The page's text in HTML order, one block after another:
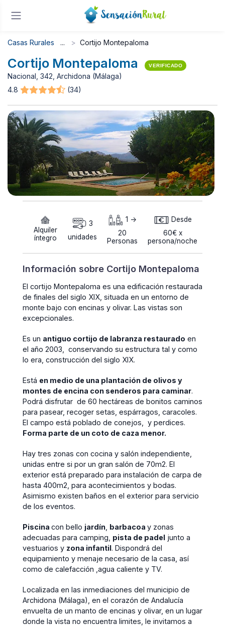
Casas Rurales Cortijo Montepaloma
Cortijo Montepaloma VERIFICADO
Nacional, 342, Archidona (Málaga)
4.8
(34)
Alquiler
íntegro
3
unidades
1 ->
20
Personas
Desde
60€ x
persona/noche
Información sobre Cortijo Montepaloma
El cortijo Montepaloma es una edificación restaurada
de finales del siglo XIX, situada en un entorno de
monte bajo con encinas y olivar. Las vistas son
excepcionales.
Es un antiguo cortijo de labranza restaurado en
el año 2003, conservando su estructura tal y como
lo era, construcción del siglo XIX.
Está en medio de una plantación de olivos y
montes de encina con senderos para caminar.
Podrá disfrutar de 60 hectáreas de bonitos caminos
para pasear, recoger setas, espárragos, caracoles.
El campo está poblado de conejos, y perdices.
Forma parte de un coto de caza menor.
Hay tres zonas con cocina y salón independiente,
unidas entre si por un gran salón de 70m2. El
exterior está preparado para instalación de carpa de
hasta 400m2, para acontecimientos y bodas.
Asimismo existen baños en el exterior para servicio
de los eventos.
Piscina con bello jardín barbacoa y zonas
adecuadas para camping, pista de padel junto a
vestuarios y zona infantil. Dispondrá del
equipamiento y menaje necesario de la casa, así
como de calefacción ,agua caliente y TV.
Localizada en las inmediaciones del municipio de
Archidona (Málaga), en el corazón de Andalucía
envuelta de un manto de encinas y olivar, en un lugar
donde la vista no encuentra limites, le invitamos a